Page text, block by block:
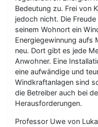
Bedeutung zu. Frei von
jedoch nicht. Die
seinem Wohnort ein
Energiegewinnung aufs
neu. Dort gibt es jede
Anwohner. Eine
eine aufwändige und
Windkraftanlagen sind
die Betreiber auch bei
Herausforderungen.
Professor Uwe von